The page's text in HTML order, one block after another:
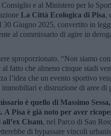
e al Ministero per lo
La Città Ecologica di Pisa,
30 Giugno 2025, convertito in
al commissario di agire in
sproporzionato. “Non siamo
fatto che almeno cinque stadi
l’idea che un evento sportivo
e distruzione di aree di
è quello di Massimo
A Pisa è già noto per aver
Cisam, nel Parco di San
di bypassare vincoli